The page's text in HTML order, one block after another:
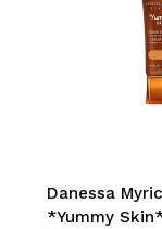
Danessa
*Yummy